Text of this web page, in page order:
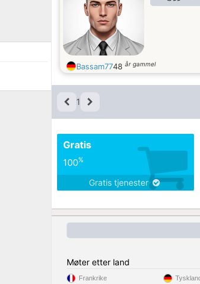
Bassam7748 år gammel
1
Gratis
100%
Gratis tjenester
Møter etter land
Frankrike